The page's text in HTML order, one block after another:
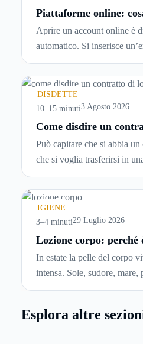
Piattaforme online:
tempo reale
Aprire un account online è
automatico. Si inserisce
password, si accetta una
leggerle davvero. Tutto
spesso senza che ci si fermi
entrando.
DISDETTE
10–15 minuti3 Agosto 2026
Come disdire un
Può capitare che si abbia
che si voglia trasferirsi in
abbiano problemi a pagare
comincia a cercare un’altra
chiedersi se è possibile
locazioneprima che scada.
capiremo come inviare la
IGIENE
3–4 minuti29 Luglio 2026
Lozione corpo: perché
In estate la pelle del corpo
intensa. Sole, sudore, mare,
frequenti e aria
meno confortevole. Eppure,
Esplora altre